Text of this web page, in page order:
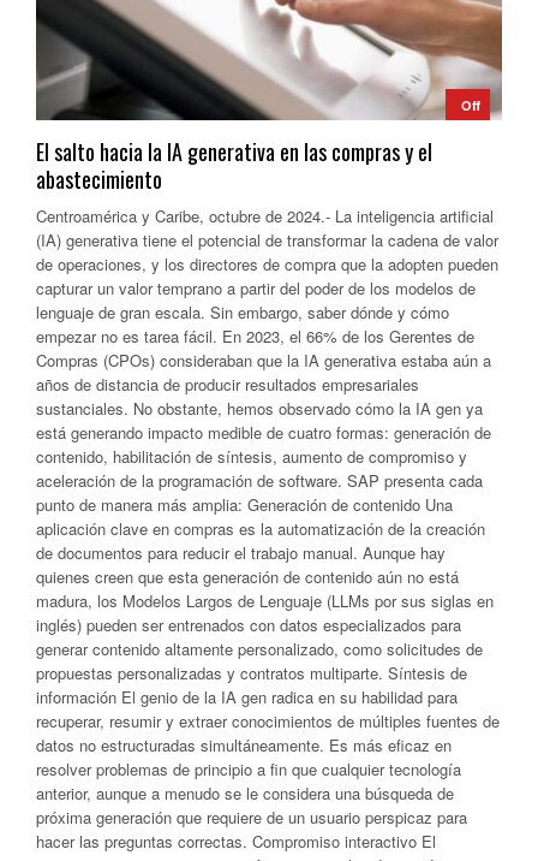
Off
El salto hacia la IA generativa en las compras y el
abastecimiento
Centroamérica y Caribe, octubre de 2024.- La inteligencia artificial
(IA) generativa tiene el potencial de transformar la cadena de valor
de operaciones, y los directores de compra que la adopten pueden
capturar un valor temprano a partir del poder de los modelos de
lenguaje de gran escala. Sin embargo, saber dónde y cómo
empezar no es tarea fácil. En 2023, el 66% de los Gerentes de
Compras (CPOs) consideraban que la IA generativa estaba aún a
años de distancia de producir resultados empresariales
sustanciales. No obstante, hemos observado cómo la IA gen ya
está generando impacto medible de cuatro formas: generación de
contenido, habilitación de síntesis, aumento de compromiso y
aceleración de la programación de software. SAP presenta cada
punto de manera más amplia: Generación de contenido Una
aplicación clave en compras es la automatización de la creación
de documentos para reducir el trabajo manual. Aunque hay
quienes creen que esta generación de contenido aún no está
madura, los Modelos Largos de Lenguaje (LLMs por sus siglas en
inglés) pueden ser entrenados con datos especializados para
generar contenido altamente personalizado, como solicitudes de
propuestas personalizadas y contratos multiparte. Síntesis de
información El genio de la IA gen radica en su habilidad para
recuperar, resumir y extraer conocimientos de múltiples fuentes de
datos no estructuradas simultáneamente. Es más eficaz en
resolver problemas de principio a fin que cualquier tecnología
anterior, aunque a menudo se le considera una búsqueda de
próxima generación que requiere de un usuario perspicaz para
hacer las preguntas correctas. Compromiso interactivo El